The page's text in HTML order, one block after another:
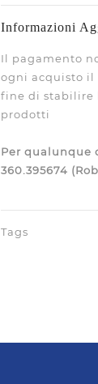
Informazioni
Il pagamento
ogni acquisto il
fine di stabilire
prodotti
Per qualunque
360.395674
Tags